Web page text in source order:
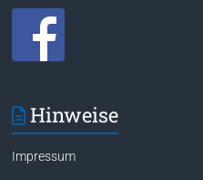
Hinweise
Impressum